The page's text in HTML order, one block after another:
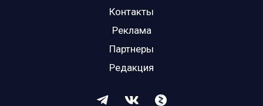
Контакты
Реклама
Партнеры
Редакция